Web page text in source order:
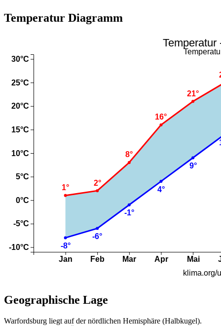
Temperatur Diagramm
Geographische Lage
Warfordsburg liegt auf der nördlichen Hemisphäre (Halbkugel).